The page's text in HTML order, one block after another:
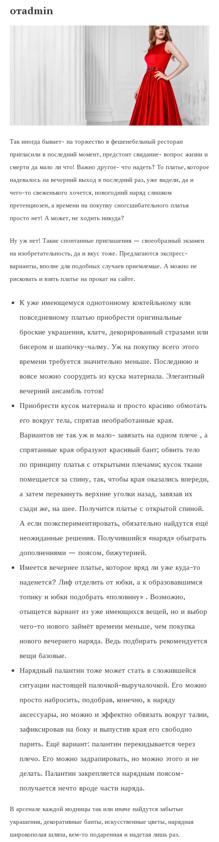
отadmin
Так иногда бывает- на торжество в фешенебельный ресторан
пригласили в последний момент, предстоит свидание- вопрос жизни и
смерти да мало ли что! Важно другое- что надеть? То платье, которое
надевалось на вечерний выход в последний раз, уже видели, да и
чего-то свеженького хочется, новогодний наряд слишком
претенциозен, а времени на покупку сногсшибательного платья
просто нет! А может, не ходить никуда?
Ну уж нет! Такие спонтанные приглашения — своеобразный экзамен
на изобретательность, да и вкус тоже. Предлагаются экспресс-
варианты, вполне для подобных случаев приемлемые. А можно не
рисковать и взять платье на прокат на сайте.
К уже имеющемуся однотонному коктейльному или
повседневному платью приобрести оригинальные
броские украшения, клатч, декорированный стразами или
бисером и шапочку-чалму. Уж на покупку всего этого
времени требуется значительно меньше. Последнюю и
вовсе можно соорудить из куска материала. Элегантный
вечерний ансамбль готов!
Приобрести кусок материала и просто красиво обмотать
его вокруг тела, спрятав необработанные края.
Вариантов не так уж и мало- завязать на одном плече , а
спрятанные края образуют красивый бант; обвить тело
по принципу платья с открытыми плечами; кусок ткани
помещается за спину, так, чтобы края оказались впереди,
а затем перекинуть верхние уголки назад, завязав их
сзади же, на шее. Получится платье с открытой спиной.
А если поэкспериментировать, обязательно найдутся ещё
неожиданные решения. Получившийся «наряд» обыграть
дополнениями — поясом, бижутерией.
Имеется вечернее платье, которое вряд ли уже куда-то
наденется? Лиф отделить от юбки, а к образовавшимся
топику и юбки подобрать «половину» . Возможно,
отыщется вариант из уже имеющихся вещей, но и выбор
чего-то нового займёт времени меньше, чем покупка
нового вечернего наряда. Ведь подбирать рекомендуется
вещи базовые.
Нарядный палантин тоже может стать в сложившейся
ситуации настоящей палочкой-выручалочкой. Его можно
просто набросить, подобрав, конечно, к наряду
аксессуары, но можно и эффектно обвязать вокруг талии,
зафиксировав на боку и выпустив края его свободно
парить. Ещё вариант: палантин перекидывается через
плечо. Его можно задрапировать, но можно этого и не
делать. Палантин закрепляется нарядным поясом-
получается нечто вроде части наряда.
В арсенале каждой модницы так или иначе найдутся забытые
украшения, декоративные банты, искусственные цветы, нарядная
широкополая шляпа, кем-то подаренная и надетая лишь раз.